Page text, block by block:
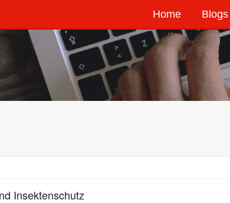
Home
Insektenschutz